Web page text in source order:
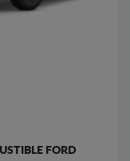
FORD